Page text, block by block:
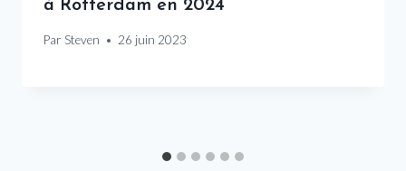
à Rotterdam en 2024
Par Steven 26 juin 2023